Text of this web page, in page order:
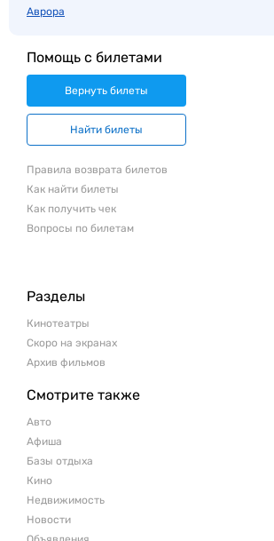
Аврора
Помощь с билетами
Вернуть билеты
Найти билеты
Правила возврата билетов
Как найти билеты
Как получить чек
Вопросы по билетам
Разделы
Кинотеатры
Скоро на экранах
Архив фильмов
Смотрите также
Авто
Афиша
Базы отдыха
Кино
Недвижимость
Новости